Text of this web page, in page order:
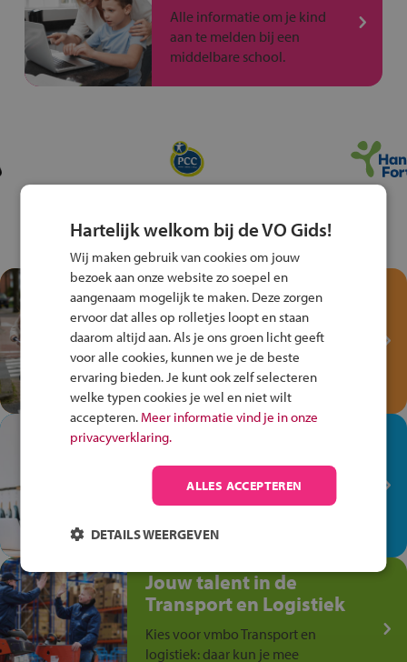
Alle informatie om je kind
aan te melden bij een
middelbare school.
Test je kennis met het
Fiets Veilig
Verkeersspel!
Speel het Fiets Veilig Verkeersspel
en win een Cortina-fiets!
In de winkel ben je op je
plek!
Ontdek via het vmbo jouw talent
op de winkelvloer, waar elke dag
anders is!
Jouw talent in de
Transport en Logistiek
Kies voor vmbo Transport en
logistiek: daar kun je mee
Hartelijk welkom bij de VO Gids!
Wij maken gebruik van cookies om jouw
bezoek aan onze website zo soepel en
aangenaam mogelijk te maken. Deze zorgen
ervoor dat alles op rolletjes loopt en staan
daarom altijd aan. Als je ons groen licht geeft
voor alle cookies, kunnen we je de beste
ervaring bieden. Je kunt ook zelf selecteren
welke typen cookies je wel en niet wilt
accepteren. Meer informatie vind je in onze
privacyverklaring.
ALLES ACCEPTEREN
DETAILS WEERGEVEN